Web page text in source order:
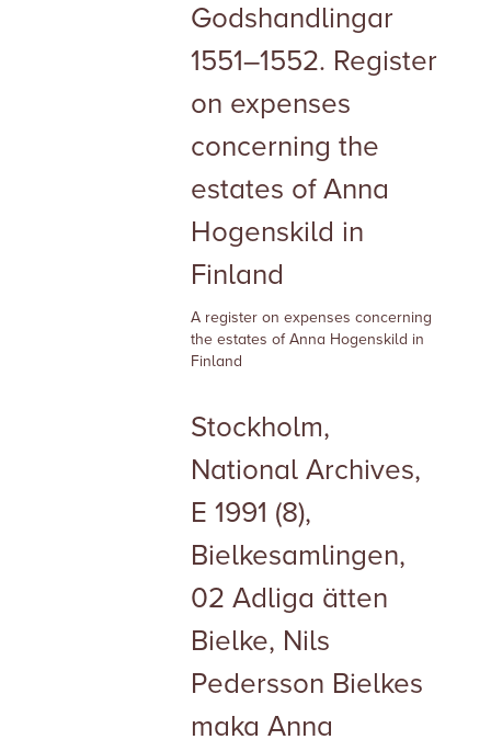
Godshandlingar
1551–1552. Register
on expenses
concerning the
estates of Anna
Hogenskild in
Finland
A register on expenses concerning
the estates of Anna Hogenskild in
Finland
Stockholm,
National Archives,
E 1991 (8),
Bielkesamlingen,
02 Adliga ätten
Bielke, Nils
Pedersson Bielkes
maka Anna